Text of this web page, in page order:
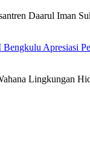
Daarul Iman
Apresiasi
Lingkungan